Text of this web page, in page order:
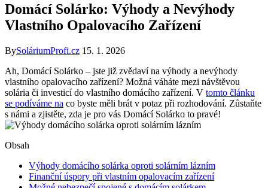
Domácí Solárko: Výhody a Nevýhody
Vlastního Opalovacího Zařízení
BySoláriumProfi.cz 15. 1. 2026
Ah, Domácí Solárko – jste již zvědaví na výhody a nevýhody
vlastního opalovacího zařízení? Možná váháte mezi návštěvou
solária či investicí do vlastního domácího zařízení. V tomto článku
se podíváme na co byste měli brát v potaz při rozhodování. Zůstaňte
s námi a zjistěte, zda je pro vás Domácí Solárko to pravé!
Obsah
Výhody domácího solárka oproti solárním lázním
Finanční úspory při vlastním opalovacím zařízení